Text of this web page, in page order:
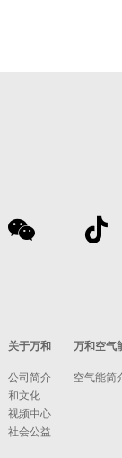
关于万和
公司简介
和文化
视频中心
社会公益
万和空气
空气能简